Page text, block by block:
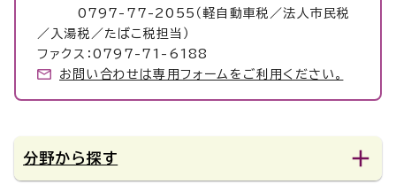
0797-77-2055（軽自動車税／法人市民税
／入湯税／たばこ税担当）
ファクス：0797-71-6188
お問い合わせは専用フォームをご利用ください。
分野から探す